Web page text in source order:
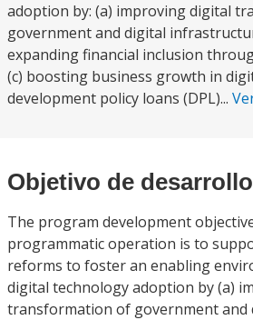
adoption by: (a) improving digital
government and digital
expanding financial inclusion
(c) boosting business growth in
development policy loans (DPL)...
Objetivo de desarrollo
The program development
programmatic operation is to
reforms to foster an enabling
digital technology adoption by (a)
transformation of government